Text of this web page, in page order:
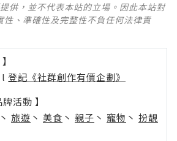
供，並不代表本站的立場。因此本站對
性、準確性及完整性不負任何法律責
l 登記《社群創作有價企劃》
活動 】
丶 旅遊 丶 美食 丶 親子 丶 寵物 丶 扮靚